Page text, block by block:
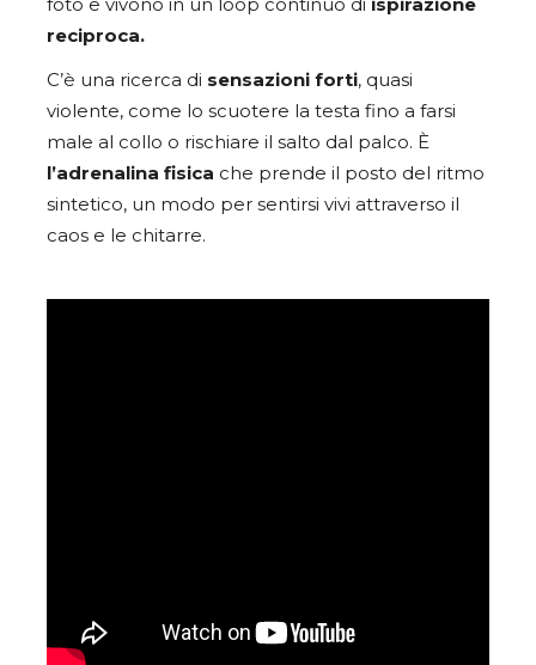
foto e vivono in un loop continuo di ispirazione
reciproca.
C’è una ricerca di sensazioni forti, quasi
violente, come lo scuotere la testa fino a farsi
male al collo o rischiare il salto dal palco. È
l’adrenalina fisica che prende il posto del ritmo
sintetico, un modo per sentirsi vivi attraverso il
caos e le chitarre.